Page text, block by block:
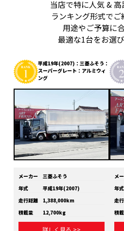
当店で特に人気 &
ランキング形式でご
用途やご予算に合
最適な1台をお選
平成19年(2007)：三菱ふそう：
スーパーグレート：アルミウィ
ング
メーカー
三菱ふそう
年式
平成19年(2007)
走行距離
1,388,000km
積載量
12,700kg
メ
年式
走
積